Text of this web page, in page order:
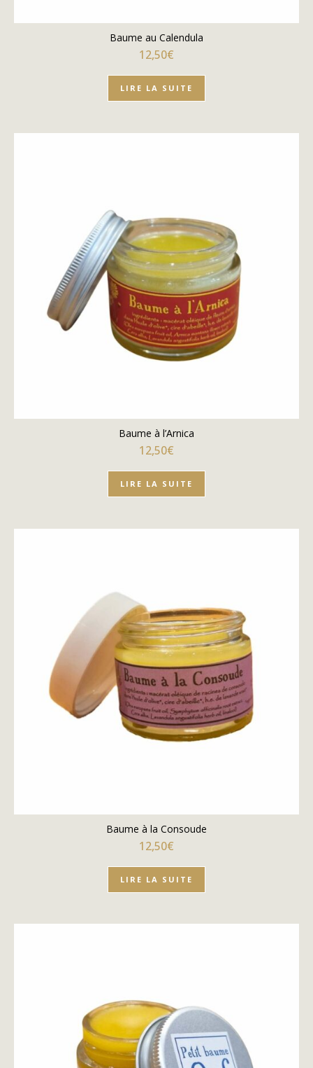
Baume au Calendula
12,50€
LIRE LA SUITE
Baume à l’Arnica
12,50€
LIRE LA SUITE
Baume à la Consoude
12,50€
LIRE LA SUITE